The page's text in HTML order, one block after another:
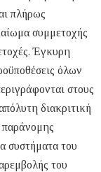
πλήρως
συμμετοχής
Έγκυρη
όλων
στους
διακριτική
παράνομης
συστήματα του
του